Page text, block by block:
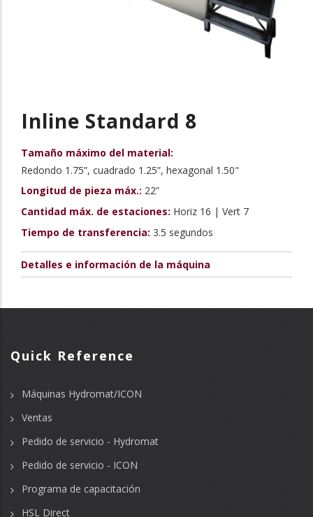
Inline Standard 8
Tamaño máximo del material:
Redondo 1.75”, cuadrado 1.25”, hexagonal 1.50"
Longitud de pieza máx.: 22”
Cantidad máx. de estaciones: Horiz 16 | Vert 7
Tiempo de transferencia: 3.5 segundos
Detalles e información de la máquina
Quick Reference
Máquinas Hydromat/ICON
Ventas
Pedido de servicio - Hydromat
Pedido de servicio - ICON
Programa de capacitación
HSL Direct